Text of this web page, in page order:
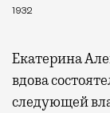
1932
Екатерина
вдова
следующей